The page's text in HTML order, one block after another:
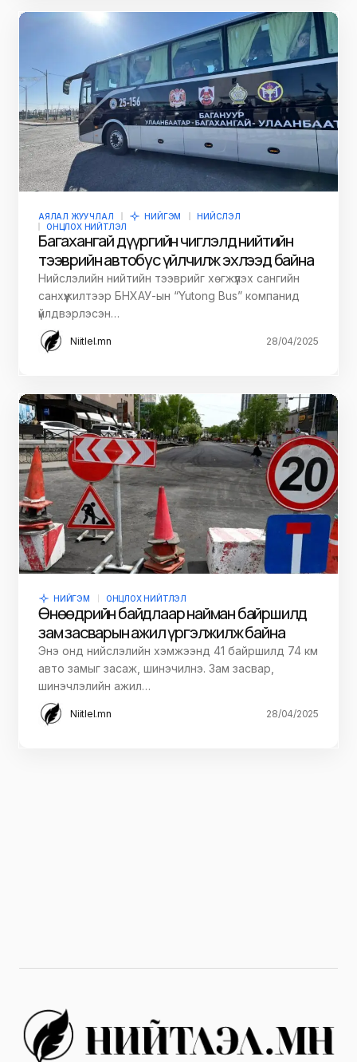
АЯЛАЛ ЖУУЧЛАЛ НИЙГЭМ
НИЙСЛЭЛ
ОНЦЛОХ НИЙТЛЭЛ
Багахангай дүүргийн чиглэлд нийтийн
тээврийн автобус үйлчилж эхлээд байна
Нийслэлийн нийтийн тээврийг хөгжүүлэх сангийн
санхүүжилтээр БНХАУ-ын “Yutong Bus” компанид
үйлдвэрлэсэн…
Niitlel.mn 28/04/2025
НИЙГЭМ ОНЦЛОХ НИЙТЛЭЛ
Өнөөдрийн байдлаар найман байршилд
зам засварын ажил үргэлжилж байна
Энэ онд нийслэлийн хэмжээнд 41 байршилд 74 км
авто замыг засаж, шинэчилнэ. Зам засвар,
шинэчлэлийн ажил…
Niitlel.mn 28/04/2025